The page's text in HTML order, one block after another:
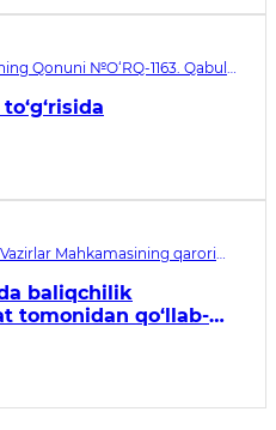
Qonuni №O‘RQ-1163. Qabul
Mahkamasining qarori
baliqchilik
tomonidan qo‘llab-